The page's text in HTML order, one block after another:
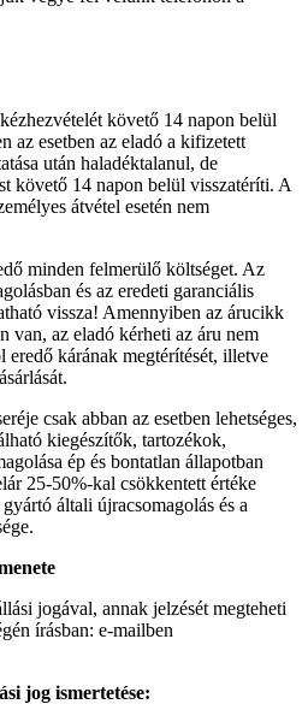
követő 14 napon belül
az esetben az eladó a kifizetett
után haladéktalanul, de
követő 14 napon belül visszatéríti. A
átvétel esetén nem
minden felmerülő költséget. Az
és az eredeti garanciális
vissza! Amennyiben az árucikk
van, az eladó kérheti az áru nem
eredő kárának megtérítését, illetve
csak abban az esetben lehetséges,
kiegészítők, tartozékok,
ép és bontatlan állapotban
25-50%-kal csökkentett értéke
általi újracsomagolás és a
jogával, annak jelzését megteheti
írásban: e-mailben
jog ismertetése: